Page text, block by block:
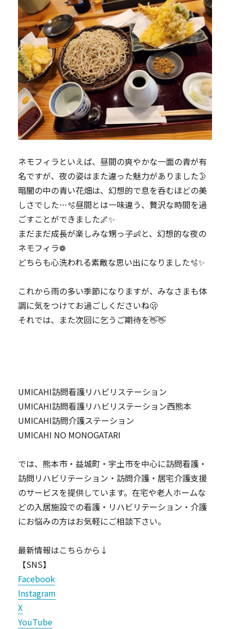
​ネモフィラといえば、昼間の爽やかな一面の青が有
名ですが、夜の姿はまた違った魅力がありました🌛
暗闇の中の青い花畑は、幻想的で息を呑むほどの美
しさでした…🫧‪昼間とは一味違う、贅沢な時間を過
ごすことができました🌌✨
​まだまだ成長が楽しみな甥っ子👶と、幻想的な夜の
ネモフィラ❁︎
どちらも心洗われる素敵な思い出になりました🫧‪✨
これから雨の多い季節になりますが、みなさまも体
調に気をつけてお過ごしくださいね🫢
それでは、また次回に乞うご期待を👋👋
UMICAHI訪問看護リハビリステーション
UMICAHI訪問看護リハビリステーション西熊本
UMICAHI訪問介護ステーション
UMICAHI NO MONOGATARI
では、熊本市・益城町・宇土市を中心に訪問看護・
訪問リハビリテーション・訪問介護・居宅介護支援
のサービスを提供しています。在宅や老人ホームな
どの入居施設での看護・リハビリテーション・介護
にお悩みの方はお気軽にご相談下さい。
最新情報はこちらから↓
【SNS】
Facebook
Instagram
X
YouTube